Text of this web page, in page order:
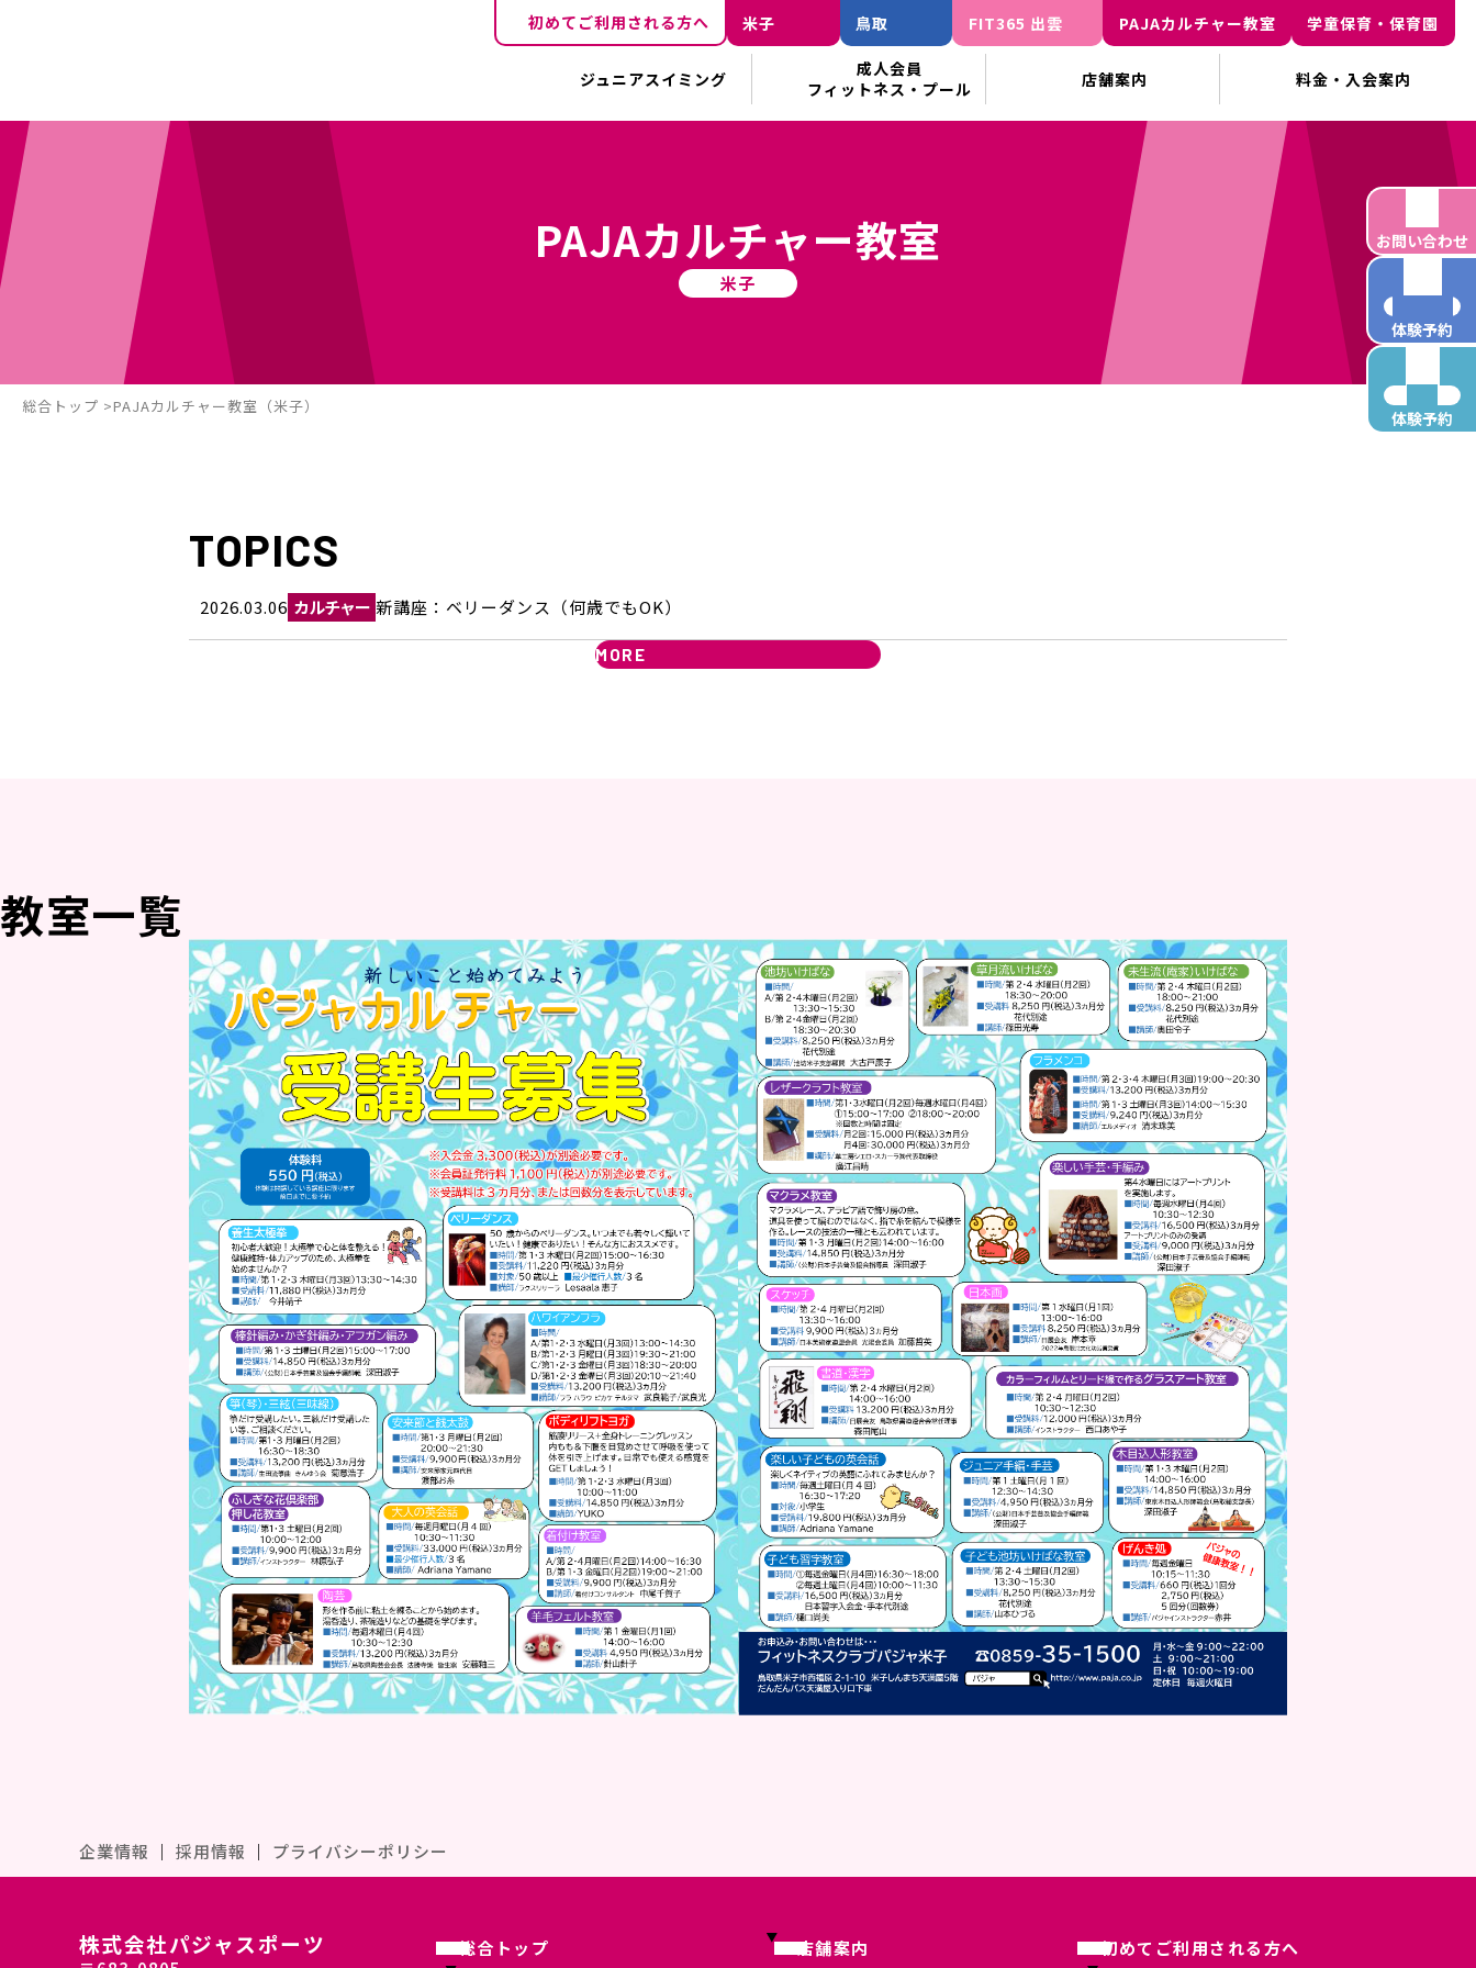
ジュニアスイミング
成人会員
フィットネス・プール
店舗案内 料金・入会案内
初めてご利用される方へ 米子 鳥取 FIT365 出雲 PAJAカルチャー教室 学童保育・保育園
お問い合わせ
体験予約
体験予約
PAJAカルチャー教室
米子
総合トップ PAJAカルチャー教室（米子）
TOPICS
2026.03.06 カルチャー 新講座：ベリーダンス（何歳でもOK）
MORE
教室一覧
企業情報 ｜ 採用情報 ｜ プライバシーポリシー
株式会社パジャスポーツ 総合トップ 店舗案内 初めてご利用される方へ